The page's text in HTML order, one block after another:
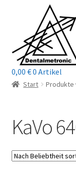
Navigation
springen
springen
Home
Mein Konto /
Kontakt
0,00 €0 Artikel
Start Produkte
KaVo